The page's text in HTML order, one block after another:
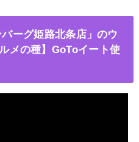
ーグ姫路北条店」のウ
メの種】GoToイート使